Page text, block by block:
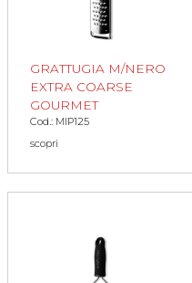
GRATTUGIA M/NERO
EXTRA COARSE
GOURMET
Cod.: MIP125
scopri